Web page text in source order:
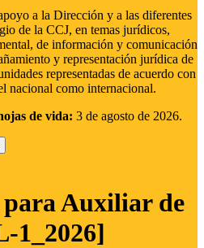
a la Dirección y a las diferentes
de la CCJ, en temas jurídicos,
de información y comunicación
y representación jurídica de
representadas de acuerdo con
nacional como internacional.
de vida: 3 de agosto de 2026.
Auxiliar de
1_2026]